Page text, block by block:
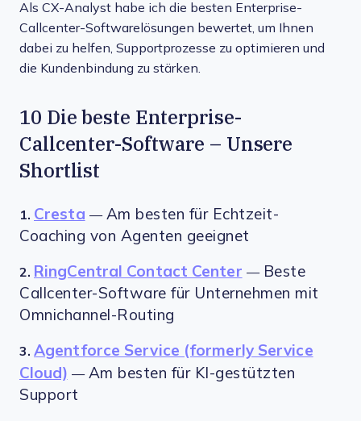
Als CX-Analyst habe ich die besten Enterprise-
Callcenter-Softwarelösungen bewertet, um Ihnen
dabei zu helfen, Supportprozesse zu optimieren und
die Kundenbindung zu stärken.
10 Die beste Enterprise-
Callcenter-Software – Unsere
Shortlist
1. Cresta — Am besten für Echtzeit-
Coaching von Agenten geeignet
2. RingCentral Contact Center — Beste
Callcenter-Software für Unternehmen mit
Omnichannel-Routing
3. Agentforce Service (formerly Service
Cloud) — Am besten für KI-gestützten
Support